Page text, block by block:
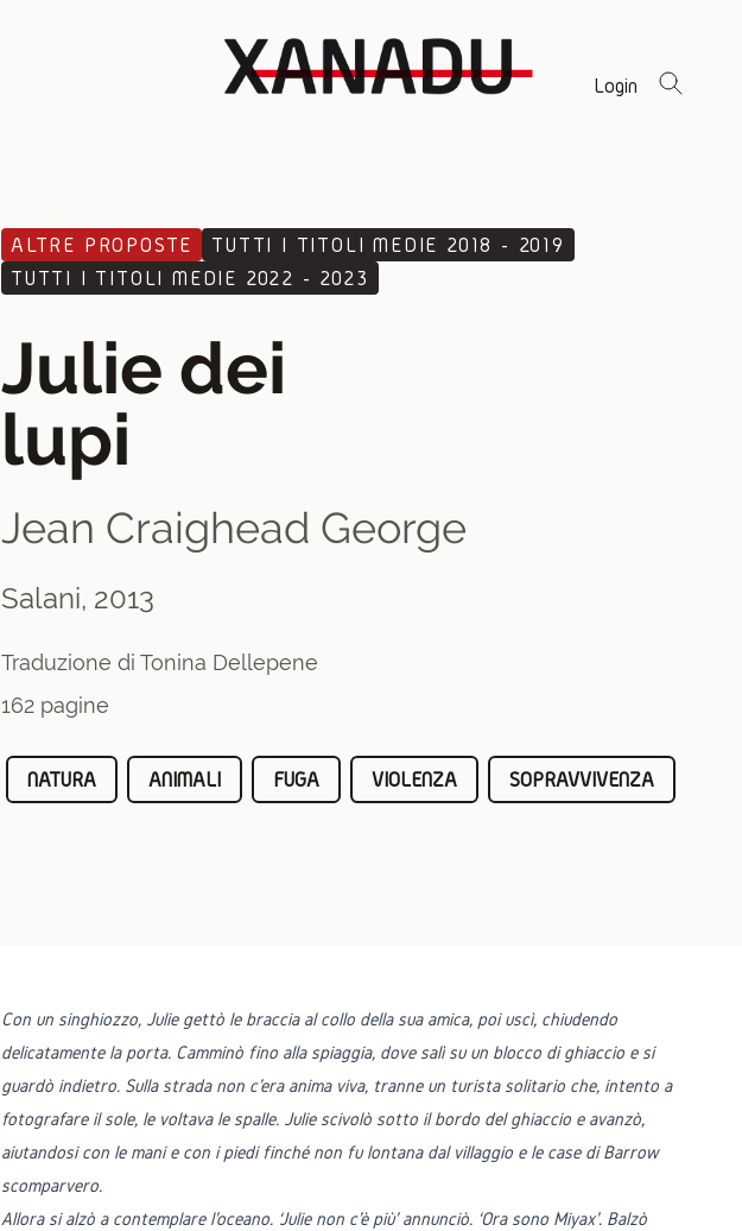
Login
ALTRE PROPOSTE
TUTTI I TITOLI MEDIE 2018 - 2019
TUTTI I TITOLI MEDIE 2022 - 2023
Julie dei
lupi
Jean Craighead George
Salani, 2013
Traduzione di Tonina Dellepene
162 pagine
NATURA ANIMALI FUGA VIOLENZA SOPRAVVIVENZA
Con un singhiozzo, Julie gettò le braccia al collo della sua amica, poi uscì, chiudendo
delicatamente la porta. Camminò fino alla spiaggia, dove salì su un blocco di ghiaccio e si
guardò indietro. Sulla strada non c'era anima viva, tranne un turista solitario che, intento a
fotografare il sole, le voltava le spalle. Julie scivolò sotto il bordo del ghiaccio e avanzò,
aiutandosi con le mani e con i piedi finché non fu lontana dal villaggio e le case di Barrow
scomparvero.
Allora si alzò a contemplare l'oceano. ‘Julie non c'è più' annunciò. ‘Ora sono Miyax'. Balzò